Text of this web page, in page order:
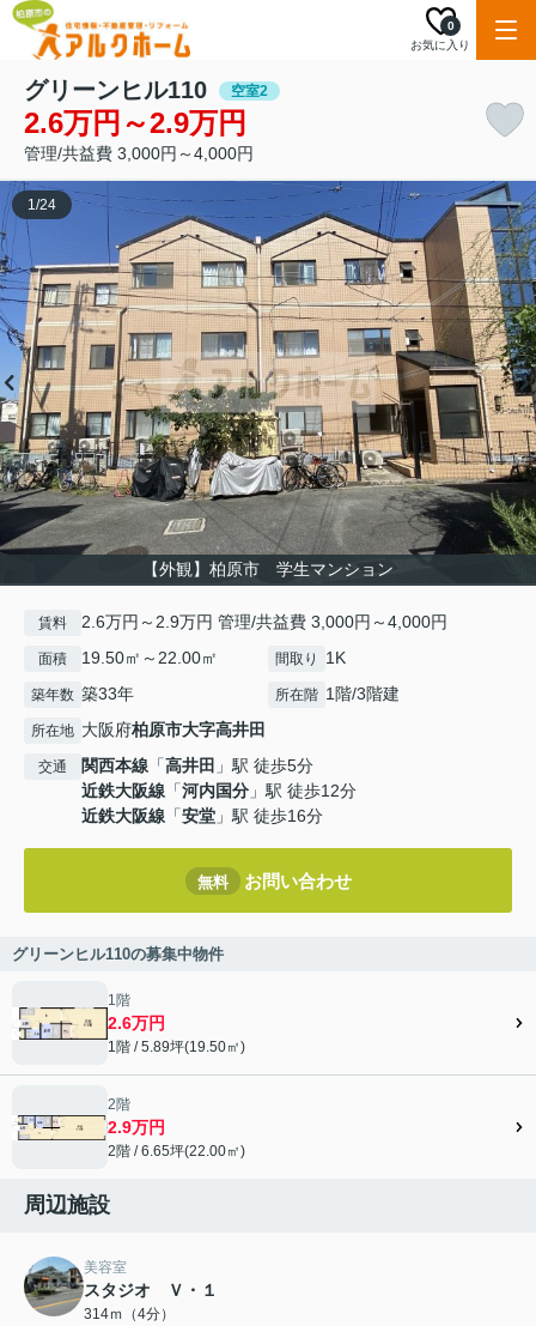
お気に入り
0
グリーンヒル110 空室2
2.6万円～2.9万円
管理/共益費 3,000円～4,000円
【外観】柏原市 学生マンション
1/24
賃料 2.6万円～2.9万円 管理/共益費 3,000円～4,000円
面積 19.50㎡～22.00㎡ 間取り 1K
築年数 築33年 所在階 1階/3階建
所在地 大阪府柏原市大字高井田
交通 関西本線 「高井田 」駅 徒歩5分
近鉄大阪線 「河内国分 」駅 徒歩12分
近鉄大阪線 「安堂 」駅 徒歩16分
無料 お問い合わせ
グリーンヒル110の募集中物件
1階
2.6万円
1階 / 5.89坪(19.50㎡)
2階
2.9万円
2階 / 6.65坪(22.00㎡)
周辺施設
美容室
スタジオ Ｖ・１
314ｍ（4分）